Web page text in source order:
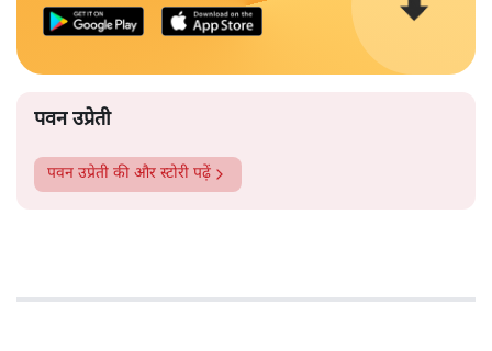
पवन उप्रेती
पवन उप्रेती की और स्टोरी पढ़ें